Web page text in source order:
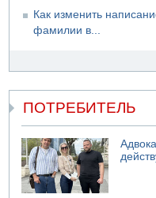
Как изменить
фамилии в...
ПОТРЕБИТЕЛЬ